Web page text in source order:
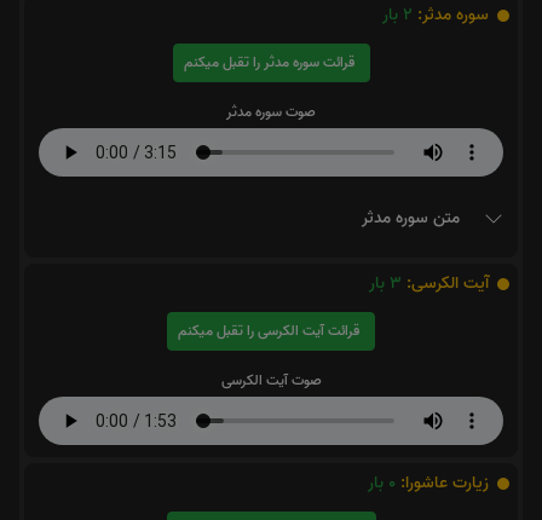
سوره مدثر: 2 بار
قرائت سوره مدثر را تقبل میکنم
صوت سوره مدثر
متن سوره مدثر
آیت الکرسی: 3 بار
قرائت آیت الکرسی را تقبل میکنم
صوت آیت الکرسی
زیارت عاشورا: 0 بار